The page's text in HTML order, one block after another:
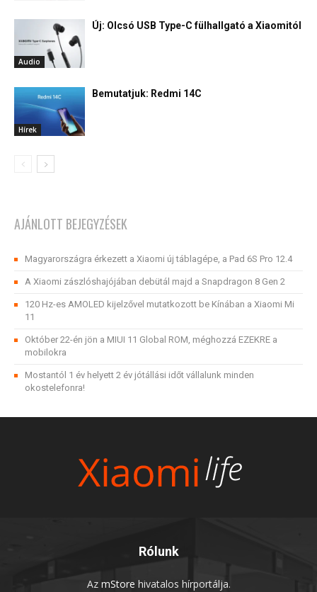
Audio
Új: Olcsó USB Type-C fülhallgató a Xiaomitól
Hírek
Bemutatjuk: Redmi 14C
AJÁNLOTT BEJEGYZÉSEK
Magyarországra érkezett a Xiaomi új táblagépe, a Pad 6S Pro 12.4
A Xiaomi zászlóshajójában debütál majd a Snapdragon 8 Gen 2
120 Hz-es AMOLED kijelzővel mutatkozott be Kínában a Xiaomi Mi
11
Október 22-én jön a MIUI 11 Global ROM, méghozzá EZEKRE a
mobilokra
Mostantól 1 év helyett 2 év jótállási időt vállalunk minden
okostelefonra!
Rólunk
Az mStore hivatalos hírportálja.